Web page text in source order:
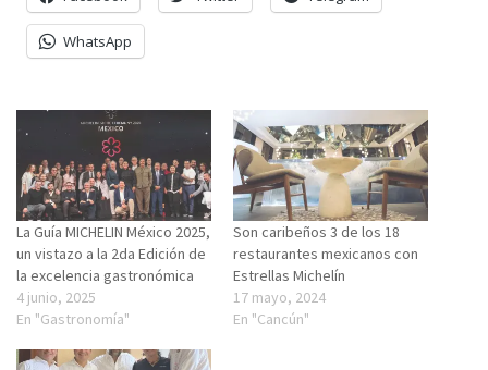
WhatsApp
La Guía MICHELIN México 2025,
un vistazo a la 2da Edición de
la excelencia gastronómica
4 junio, 2025
En "Gastronomía"
Son caribeños 3 de los 18
restaurantes mexicanos con
Estrellas Michelín
17 mayo, 2024
En "Cancún"